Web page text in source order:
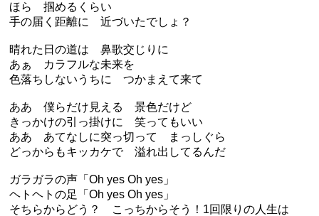
ほら 掴めるくらい
手の届く距離に 近づいたでしょ？
晴れた日の道は 鼻歌交じりに
あぁ カラフルな未来を
色落ちしないうちに つかまえて来て
ああ 僕らだけ見える 景色だけど
きっかけの引っ掛けに 笑ってもいい
ああ あてなしに突っ切って まっしぐら
どっからもキッカケで 溢れ出してるんだ
ガラガラの声「Oh yes Oh yes」
ヘトヘトの足「Oh yes Oh yes」
そちらからどう？ こっちからそう！1回限りの人生は